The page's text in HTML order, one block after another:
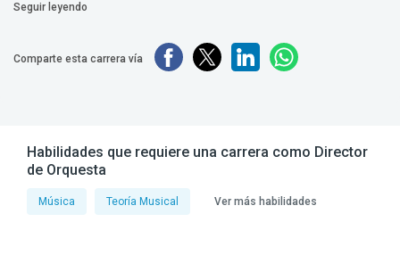
Seguir leyendo
Comparte esta carrera vía
Habilidades que requiere una carrera como Director
de Orquesta
Música Teoría Musical Ver más habilidades